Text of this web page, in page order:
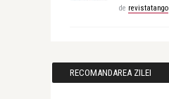
de revistatango
RECOMANDAREA ZILEI